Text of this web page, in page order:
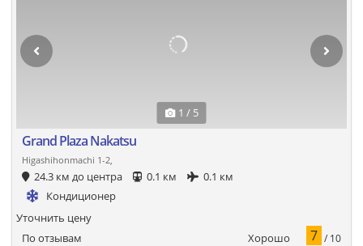
1 / 5
Grand Plaza Nakatsu
Higashihonmachi 1-2,
24.3 км до центра 0.1 км
0.1 км
Кондиционер
По отзывам Хорошо 7 / 10
Уточнить цену